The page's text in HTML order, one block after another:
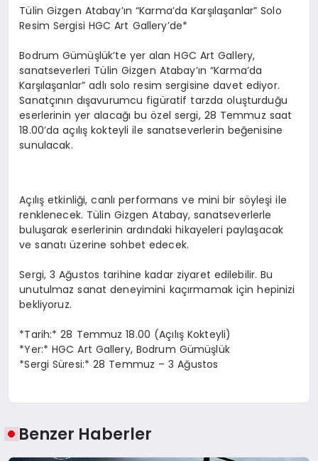
Tülin Gizgen Atabay’ın “Karma’da Karşılaşanlar” Solo
Resim Sergisi HGC Art Gallery’de*
Bodrum Gümüşlük’te yer alan HGC Art Gallery,
sanatseverleri Tülin Gizgen Atabay’ın “Karma’da
Karşılaşanlar” adlı solo resim sergisine davet ediyor.
Sanatçının dışavurumcu figüratif tarzda oluşturduğu
eserlerinin yer alacağı bu özel sergi, 28 Temmuz saat
18.00’da açılış kokteyli ile sanatseverlerin beğenisine
sunulacak.
Açılış etkinliği, canlı performans ve mini bir söyleşi ile
renklenecek. Tülin Gizgen Atabay, sanatseverlerle
buluşarak eserlerinin ardındaki hikayeleri paylaşacak
ve sanatı üzerine sohbet edecek.
Sergi, 3 Ağustos tarihine kadar ziyaret edilebilir. Bu
unutulmaz sanat deneyimini kaçırmamak için hepinizi
bekliyoruz.
*Tarih:* 28 Temmuz 18.00 (Açılış Kokteyli)
*Yer:* HGC Art Gallery, Bodrum Gümüşlük
*Sergi Süresi:* 28 Temmuz – 3 Ağustos
Benzer Haberler